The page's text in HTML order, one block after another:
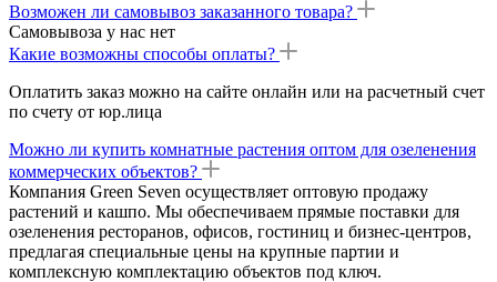
Возможен ли самовывоз заказанного товара?
Самовывоза у нас нет
Какие возможны способы оплаты?
Оплатить заказ можно на сайте онлайн или на расчетный счет
по счету от юр.лица
Можно ли купить комнатные растения оптом для озеленения
коммерческих объектов?
Компания Green Seven осуществляет оптовую продажу
растений и кашпо. Мы обеспечиваем прямые поставки для
озеленения ресторанов, офисов, гостиниц и бизнес-центров,
предлагая специальные цены на крупные партии и
комплексную комплектацию объектов под ключ.